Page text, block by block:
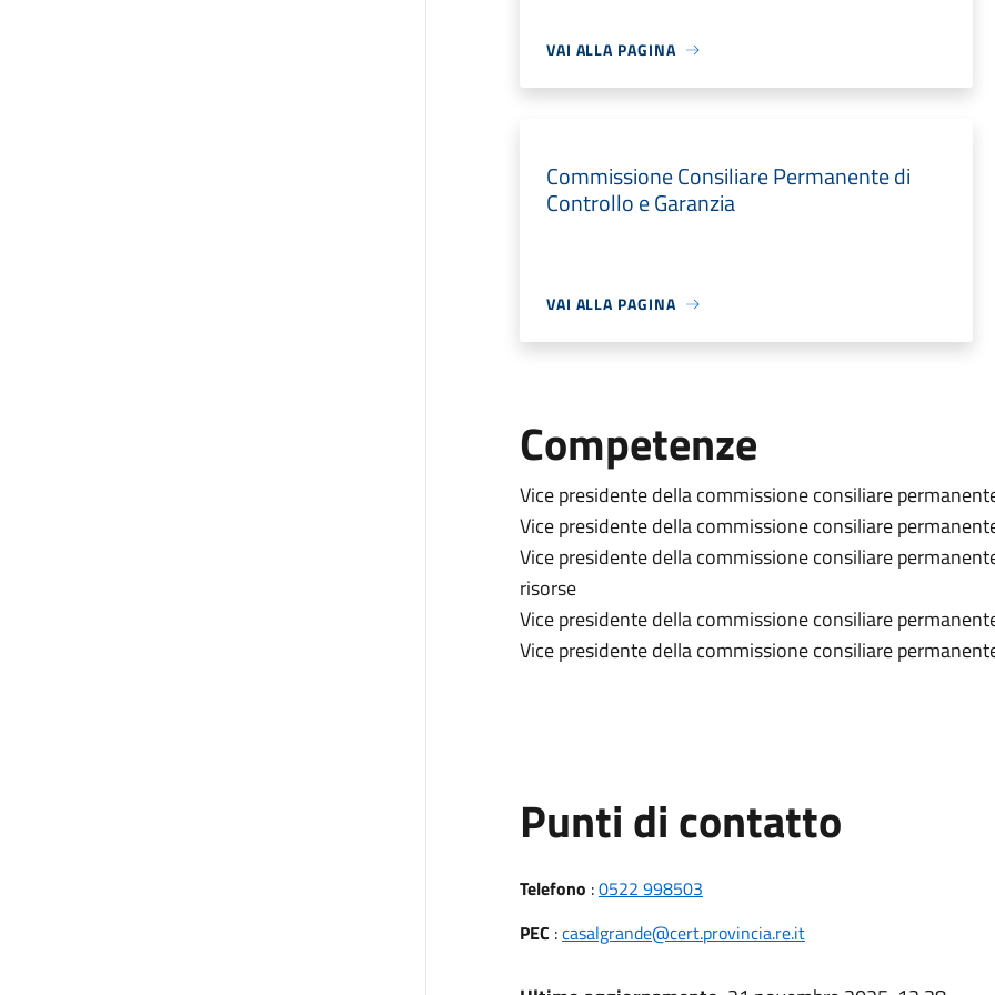
VAI ALLA PAGINA
Commissione Consiliare Permanente di
Controllo e Garanzia
VAI ALLA PAGINA
Competenze
Vice presidente della commissione consiliare
Vice presidente della commissione consiliare
Vice presidente della commissione consiliare
risorse
Vice presidente della commissione consiliare
Vice presidente della commissione consiliare
Punti di contatto
Telefono :0522 998503
PEC :casalgrande@cert.provincia.re.it